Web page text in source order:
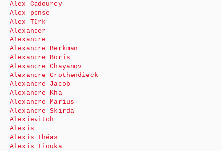
Alex Cadourcy
Alex pense
Alex Türk
Alexander
Alexandre
Alexandre Berkman
Alexandre Boris
Alexandre Chayanov
Alexandre Grothendieck
Alexandre Jacob
Alexandre Kha
Alexandre Marius
Alexandre Skirda
Alexievitch
Alexis
Alexis Théas
Alexis Tiouka